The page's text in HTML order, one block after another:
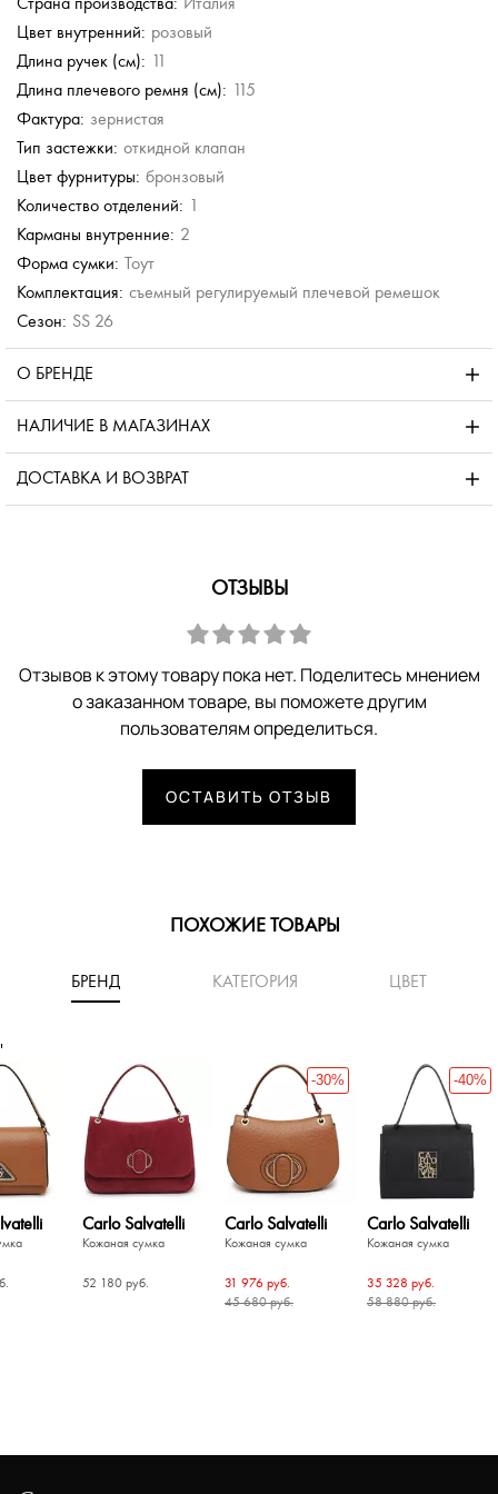
Страна производства: Италия
Цвет внутренний: розовый
Длина ручек (см): 11
Длина плечевого ремня (см): 115
Фактура: зернистая
Тип застежки: откидной клапан
Цвет фурнитуры: бронзовый
Количество отделений: 1
Карманы внутренние: 2
Форма сумки: Тоут
Комплектация: съемный регулируемый плечевой ремешок
Сезон: SS 26
О БРЕНДЕ
НАЛИЧИЕ В МАГАЗИНАХ
ДОСТАВКА И ВОЗВРАТ
ОТЗЫВЫ
Отзывов к этому товару пока нет. Поделитесь мнением
о заказанном товаре, вы поможете другим
пользователям определиться.
ОСТАВИТЬ ОТЗЫВ
ПОХОЖИЕ ТОВАРЫ
БРЕНД КАТЕГОРИЯ ЦВЕТ
'
Carlo Salvatelli
Кожаная сумка
52 180 руб.
-30%
Carlo Salvatelli
Кожаная сумка
31 976 руб.
45 680 руб.
-40%
Carlo Salvatelli
Кожаная сумка
35 328 руб.
58 880 руб.